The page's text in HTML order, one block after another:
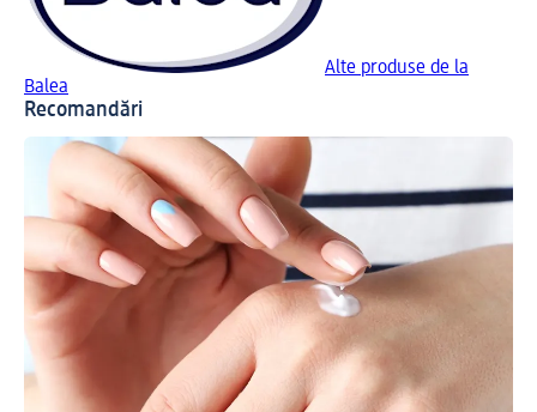
Alte produse de la
Balea
Recomandări